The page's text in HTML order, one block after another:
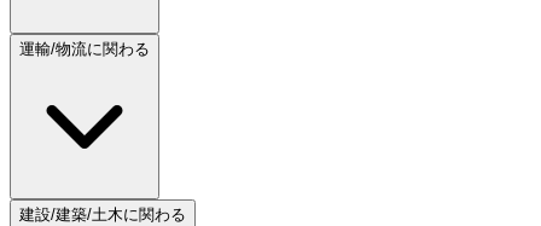
運輸/物流に関わる
建設/建築/土木に関わる